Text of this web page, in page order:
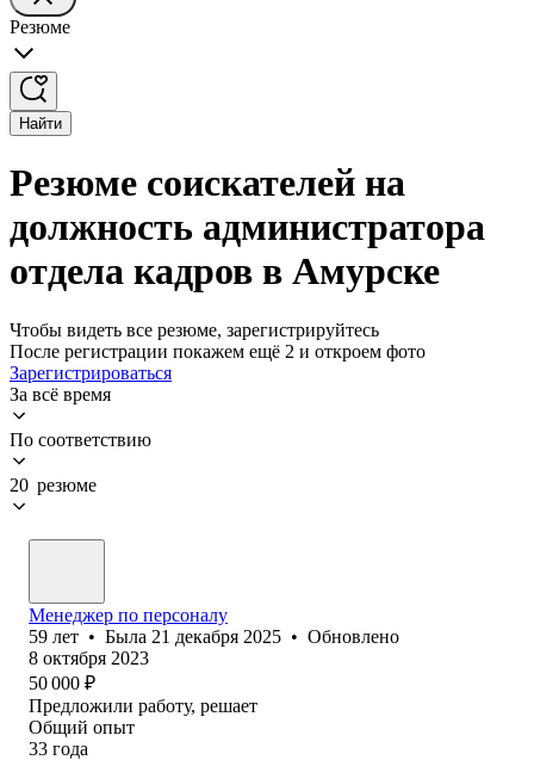
Резюме
Найти
Резюме соискателей на
должность администратора
отдела кадров в Амурске
Чтобы видеть все резюме, зарегистрируйтесь
После регистрации покажем ещё 2 и откроем фото
Зарегистрироваться
За всё время
По соответствию
20 резюме
Менеджер по персоналу
59 лет • Была 21 декабря 2025 • Обновлено
8 октября 2023
50 000 ₽
Предложили работу, решает
Общий опыт
33 года